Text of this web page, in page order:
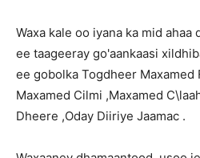
Waxa kale oo iyana ka mid ahaa
ee taageeray go'aankaasi
ee gobolka Togdheer Maxamed
Maxamed Cilmi ,Maxamed
Dheere ,Oday Diiriye Jaamac .